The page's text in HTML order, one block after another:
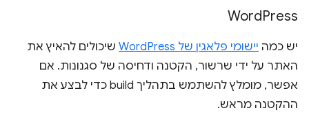
WordPress
יש כמה יישומי פלאגין של WordPress
שיכולים להאיץ את
האתר על ידי שרשור, הקטנה ודחיסה של סגנונות. אם
אפשר, מומלץ להשתמש בתהליך build כדי לבצע את
ההקטנה מראש.